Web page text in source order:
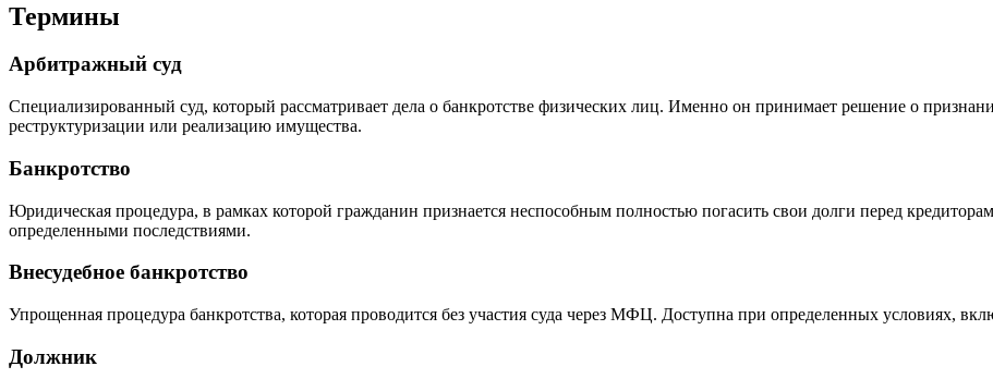
Термины
Арбитражный суд
Специализированный суд, который рассматривает дела о банкротстве физических лиц. Именно он принимает решение о
реструктуризации или реализацию имущества.
Банкротство
Юридическая процедура, в рамках которой гражданин признается неспособным полностью погасить свои долги перед
определенными последствиями.
Внесудебное банкротство
Упрощенная процедура банкротства, которая проводится без участия суда через МФЦ. Доступна при определенных условиях,
Должник